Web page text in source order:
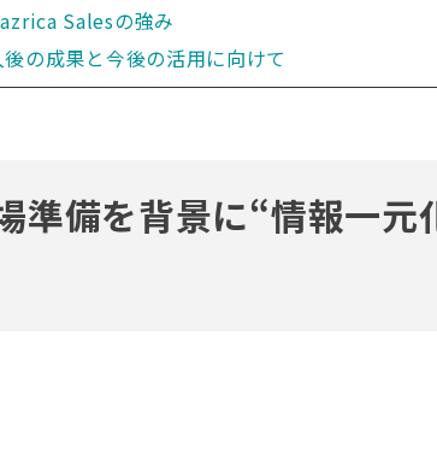
Salesの強み
の成果と今後の活用に向けて
準備を背景に“情報一元